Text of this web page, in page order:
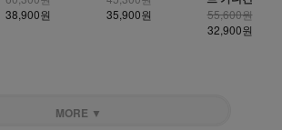
38,900원
35,900원
55,600원
32,900원
MORE ▼